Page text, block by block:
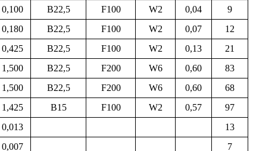
0,100 B22,5 F100 W2 0,04
9
0,180 B22,5 F100 W2 0,07
12
0,425 B22,5 F100 W2 0,13
21
1,500 B22,5 F200 W6 0,60
83
1,500 B22,5 F200 W6 0,60
68
1,425 B15 F100 W2 0,57
97
0,013
13
0,007
7